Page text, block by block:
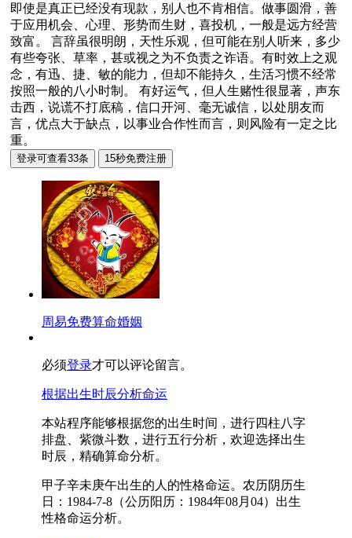
即使是真正已经没有现款，别人也不肯相信。做事圆滑，善
于应用机会、心理、形势而生财，喜投机，一般是远方经营
致富。 言辞虽很明朗，天性乐观，但可能在别人听来，多少
有些夸张、草率，甚或视之为不负责之诈语。有时效上之观
念，有迅、捷、敏的能力，但却不能持久，生活习惯不经常
按照一般的八小时制。 有好运气，但人生赌性很显著，声东
击西，说谎不打底稿，信口开河、毫无诚信，以处朋友而
言，优点大于缺点，以事业合作性而言，则风险有一定之比
重。
周易免费算命婚姻
必须登录才可以评论留言。
根据出生时辰分析命运
本站程序能够根据您的出生时间，进行四柱八字
排盘、紫微斗数，进行五行分析，欢迎选择出生
时辰，精确算命分析。
甲子辛未庚午出生的人的性格命运。农历阴历生
日：1984-7-8（公历阳历：1984年08月04）出生
性格命运分析。